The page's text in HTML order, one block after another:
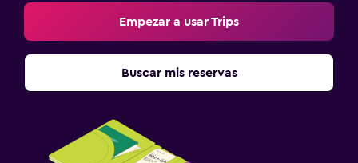
Empezar a usar Trips
Buscar mis reservas